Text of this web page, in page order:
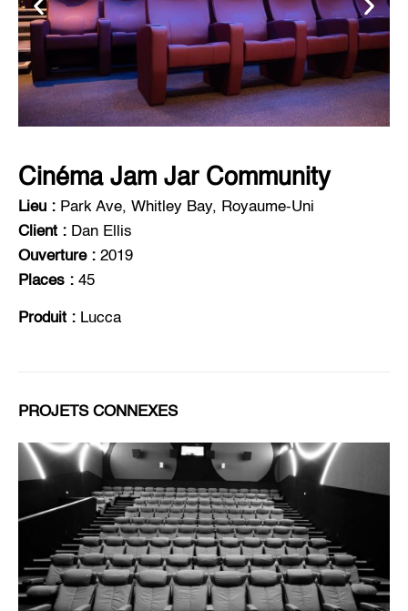
Cinéma Jam Jar Community
Lieu : Park Ave, Whitley Bay, Royaume-Uni
Client : Dan Ellis
Ouverture : 2019
Places : 45
Produit : Lucca
PROJETS CONNEXES